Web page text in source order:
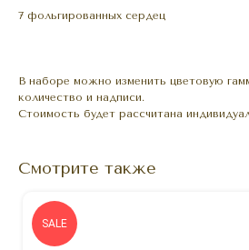
7 фольгированных сердец
В наборе можно изменить цветовую
количество и надписи.
Стоимость будет рассчитана
Смотрите также
SALE